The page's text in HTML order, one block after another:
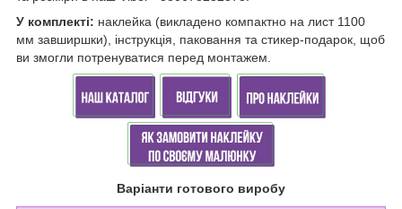
У комплекті: наклейка (викладено компактно на лист 1100
мм завширшки), інструкція, паковання та стикер-подарок, щоб
ви змогли потренуватися перед монтажем.
Варіанти готового виробу